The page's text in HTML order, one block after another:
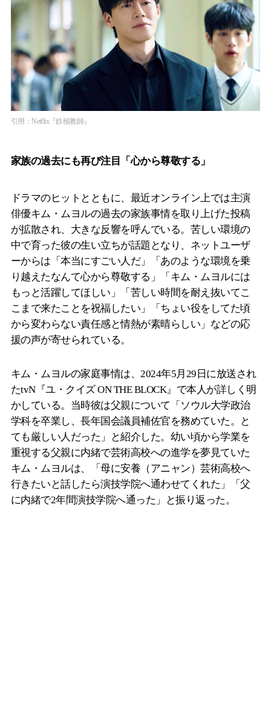
引用：Netflix『鉄槌教師』
家族の過去にも再び注目「心から尊敬する」
ドラマのヒットとともに、最近オンライン上では主演
俳優キム・ムヨルの過去の家族事情を取り上げた投稿
が拡散され、大きな反響を呼んでいる。苦しい環境の
中で育った彼の生い立ちが話題となり、ネットユーザ
ーからは「本当にすごい人だ」「あのような環境を乗
り越えたなんて心から尊敬する」「キム・ムヨルには
もっと活躍してほしい」「苦しい時間を耐え抜いてこ
こまで来たことを祝福したい」「ちょい役をしてた頃
から変わらない責任感と情熱が素晴らしい」などの応
援の声が寄せられている。
キム・ムヨルの家庭事情は、2024年5月29日に放送され
たtvN『ユ・クイズ ON THE BLOCK』で本人が詳しく明
かしている。当時彼は父親について「ソウル大学政治
学科を卒業し、長年国会議員補佐官を務めていた。と
ても厳しい人だった」と紹介した。幼い頃から学業を
重視する父親に内緒で芸術高校への進学を夢見ていた
キム・ムヨルは、「母に安養（アニャン）芸術高校へ
行きたいと話したら演技学院へ通わせてくれた」「父
に内緒で2年間演技学院へ通った」と振り返った。